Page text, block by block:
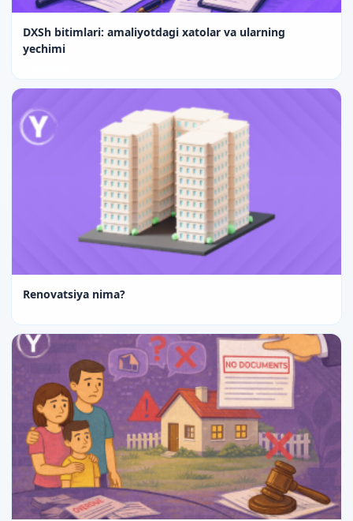
DXSh bitimlari: amaliyotdagi xatolar va ularning
yechimi
Renovatsiya nima?